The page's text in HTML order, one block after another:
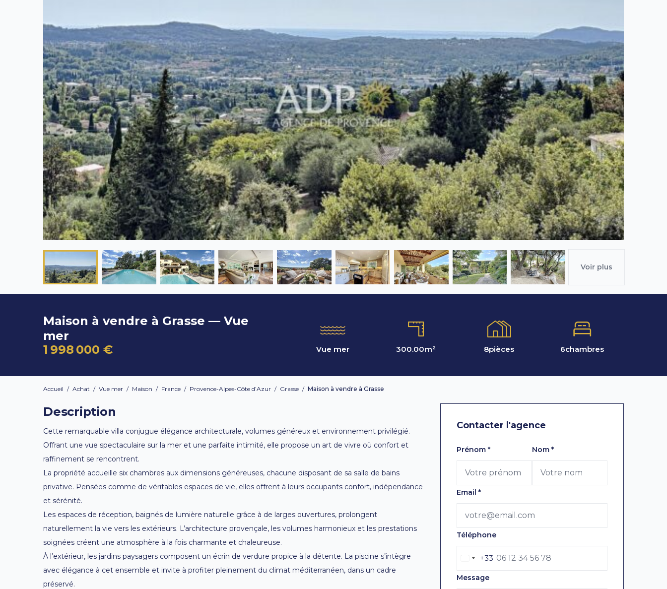
Voir plus
Maison à vendre à Grasse — Vue
mer
1 998 000 €
Vue mer 300.00m² 8pièces 6chambres
Accueil / Achat / Vue mer / Maison / France / Provence-Alpes-Côte d’Azur / Grasse / Maison à vendre à Grasse
Description
Cette remarquable villa conjugue élégance architecturale, volumes généreux et environnement privilégié.
Offrant une vue spectaculaire sur la mer et une parfaite intimité, elle propose un art de vivre où confort et
raffinement se rencontrent.
La propriété accueille six chambres aux dimensions généreuses, chacune disposant de sa salle de bains
privative. Pensées comme de véritables espaces de vie, elles offrent à leurs occupants confort, indépendance
et sérénité.
Les espaces de réception, baignés de lumière naturelle grâce à de larges ouvertures, prolongent
naturellement la vie vers les extérieurs. L’architecture provençale, les volumes harmonieux et les prestations
soignées créent une atmosphère à la fois charmante et chaleureuse.
À l’extérieur, les jardins paysagers composent un écrin de verdure propice à la détente. La piscine s’intègre
avec élégance à cet ensemble et invite à profiter pleinement du climat méditerranéen, dans un cadre
préservé.
Contacter l'agence
Laissez ce champ vide
Prénom * Nom *
Email *
Téléphone
+33
Message